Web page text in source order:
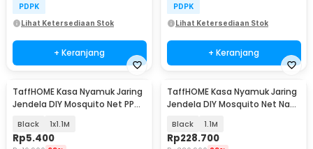
PDPK
Lihat Ketersediaan Stok
+ Keranjang
PDPK
Lihat Ketersediaan Stok
+ Keranjang
TaffHOME Kasa Nyamuk Jaring
Jendela DIY Mosquito Net PP
Black 1x1.1M
Rp5.400
TaffHOME Kasa Nyamuk Jaring
Jendela DIY Mosquito Net Nano
Black 1.1M
Rp228.700